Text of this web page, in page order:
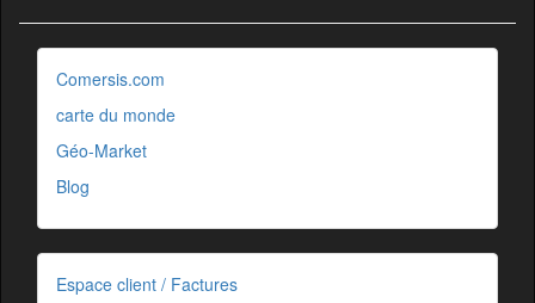
Comersis.com
carte du monde
Géo-Market
Blog
Espace client / Factures